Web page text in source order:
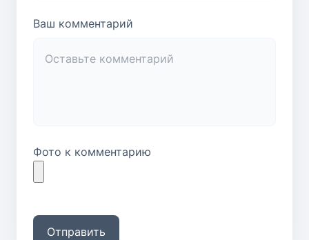
Ваш комментарий
Фото к комментарию
Отправить